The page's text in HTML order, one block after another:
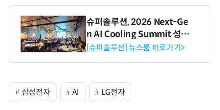
슈퍼솔루션, 2026 Next-Ge
n AI Cooling Summit 성황
리 성료
[슈퍼솔루션] 뉴스룸 바로가기>
삼성전자 AI LG전자